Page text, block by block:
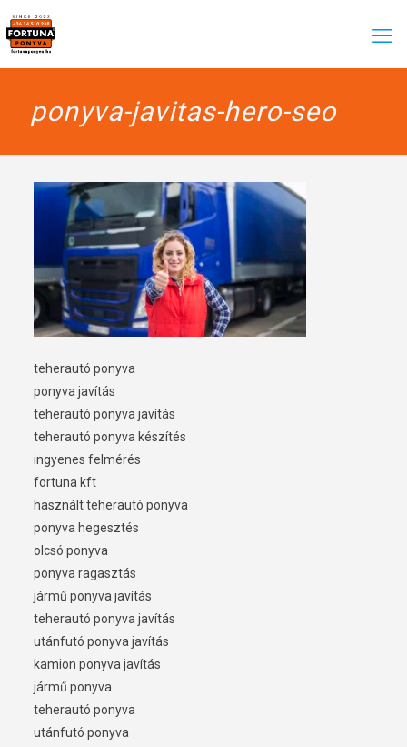
ponyva-javitas-hero-seo
teherautó ponyva
ponyva javítás
teherautó ponyva javítás
teherautó ponyva készítés
ingyenes felmérés
fortuna kft
használt teherautó ponyva
ponyva hegesztés
olcsó ponyva
ponyva ragasztás
jármű ponyva javítás
teherautó ponyva javítás
utánfutó ponyva javítás
kamion ponyva javítás
jármű ponyva
teherautó ponyva
utánfutó ponyva